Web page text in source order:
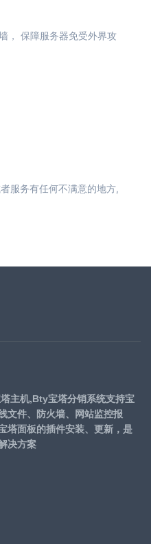
， 保障服务器免受外界攻
服务有任何不满意的地方,
主机,Bty宝塔分销系统支持宝
文件、防火墙、网站监控报
塔面板的插件安装、更新，是
决方案